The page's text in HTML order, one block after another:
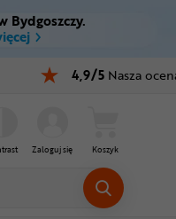
Ctrl M
Bydgoszczy.
4,9/5 Nasza
Zaloguj się Koszyk